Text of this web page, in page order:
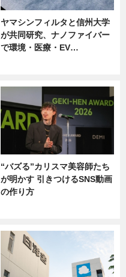
ヤマシンフィルタと信州大学
が共同研究、ナノファイバー
で環境・医療・EV…
“バズる”カリスマ美容師たち
が明かす 引きつけるSNS動画
の作り方